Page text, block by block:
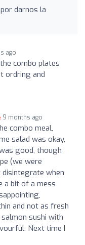
darnos la
ago
combo plates
ordring and
9 months ago
combo meal,
salad was okay,
good, though
(we were
disintegrate when
a bit of a mess
and not as fresh
sushi with
Next time I